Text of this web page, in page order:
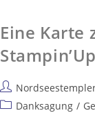
Eine Karte
Danksagung /